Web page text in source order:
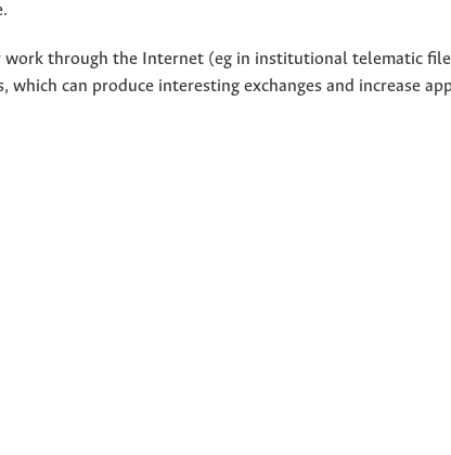
work through the Internet (eg in institutional telematic
which can produce interesting exchanges and increase